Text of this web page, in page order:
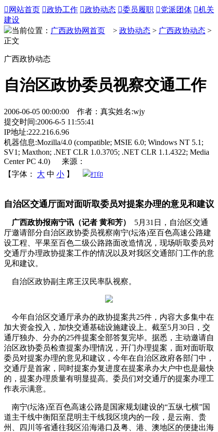
 网站首页 政协工作 政协动态 委员履职 党派团体 机关
建设
当前位置： 广西政协网首页 > 政协动态 > 广西政协动态 >
正文
广西政协动态
自治区政协委员视察交通工作
2006-06-05 00:00:00 作者：真实姓名:wjy
提交时间:2006-6-5 11:55:41
IP地址:222.216.6.96
机器信息:Mozilla/4.0 (compatible; MSIE 6.0; Windows NT 5.1;
SV1; Maxthon; .NET CLR 1.0.3705; .NET CLR 1.1.4322; Media
Center PC 4.0) 来源：
【字体：
大 中 小 】 打印
自治区交通厅面对面听取委员对提案办理的意见和建议
广西政协报南宁讯（记者 黄和芳）
5月31日，自治区交通
厅邀请部分自治区政协委员视察南宁(坛洛)至百色高速公路建
设工程、平果至百色二级公路路面改造情况，现场听取委员对
交通厅办理政协提案工作的情况以及对我区交通部门工作的意
见和建议。
自治区政协副主席王汉民率队视察。
今年自治区交通厅承办的政协提案共25件，内容大多集中在
加大资金投入，加快交通基础设施建设上。截至5月30日，交
通厅独办、分办的25件提案全部答复完毕。据悉，主动邀请自
治区政协委员检查提案办理情况，开门办理提案，面对面听取
委员对提案办理的意见和建议，今年在自治区政府各部门中，
交通厅是首家，同时提案办复进度在提案承办大户中也是最快
的，提案办理质量有明显提高。委员们对交通厅的提案办理工
作表示满意。
南宁(坛洛)至百色高速公路是国家规划建设的“五纵七横”国
道主干线中衡阳至昆明主干线我区境内的一段，是云南、贵
州、四川等省通往我区沿海港口及粤、港、澳地区的便捷出海